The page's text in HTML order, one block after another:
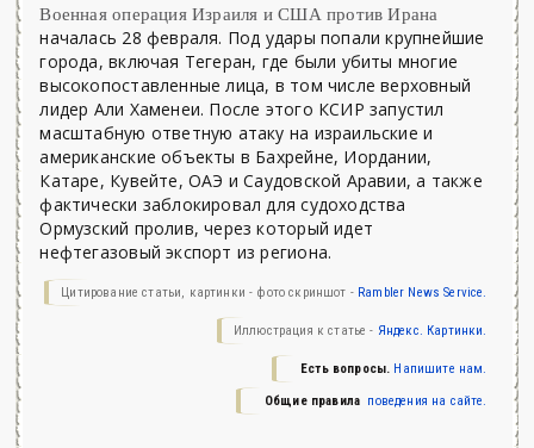
Военная операция Израиля и США против Ирана
началась 28 февраля. Под удары попали крупнейшие
города, включая Тегеран, где были убиты многие
высокопоставленные лица, в том числе верховный
лидер Али Хаменеи. После этого КСИР запустил
масштабную ответную атаку на израильские и
американские объекты в Бахрейне, Иордании,
Катаре, Кувейте, ОАЭ и Саудовской Аравии, а также
фактически заблокировал для судоходства
Ормузский пролив, через который идет
нефтегазовый экспорт из региона.
Цитирование статьи, картинки - фото скриншот - Rambler News Service.
Иллюстрация к статье - Яндекс. Картинки.
Есть вопросы. Напишите нам.
Общие правила поведения на сайте.